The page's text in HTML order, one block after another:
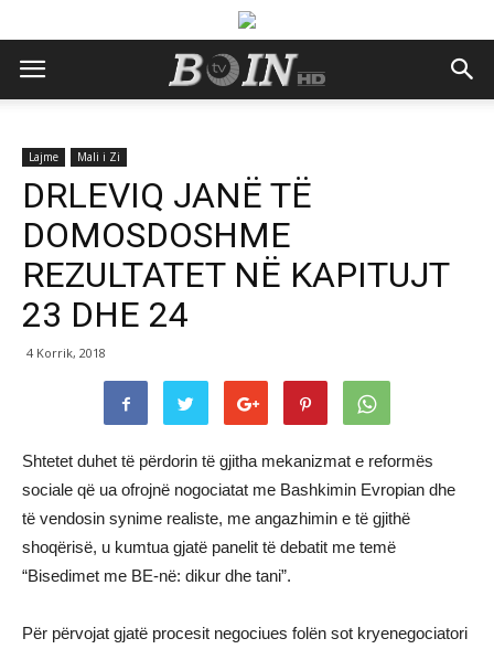
Lajme Mali i Zi
DRLEVIQ JANË TË
DOMOSDOSHME
REZULTATET NË KAPITUJT
23 DHE 24
4 Korrik, 2018
Shtetet duhet të përdorin të gjitha mekanizmat e reformës
sociale që ua ofrojnë nogociatat me Bashkimin Evropian dhe
të vendosin synime realiste, me angazhimin e të gjithë
shoqërisë, u kumtua gjatë panelit të debatit me temë
“Bisedimet me BE-në: dikur dhe tani”.
Për përvojat gjatë procesit negociues folën sot kryenegociatori